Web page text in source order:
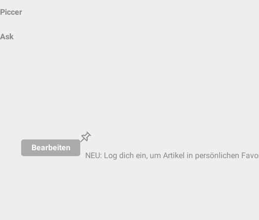
Piccer
Ask
Bearbeiten
NEU: Log dich ein, um Artikel in persönlichen